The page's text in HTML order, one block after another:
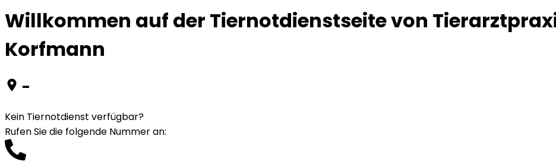
Willkommen auf der Tiernotdienstseite von
Korfmann
-
Kein Tiernotdienst verfügbar?
Rufen Sie die folgende Nummer an: